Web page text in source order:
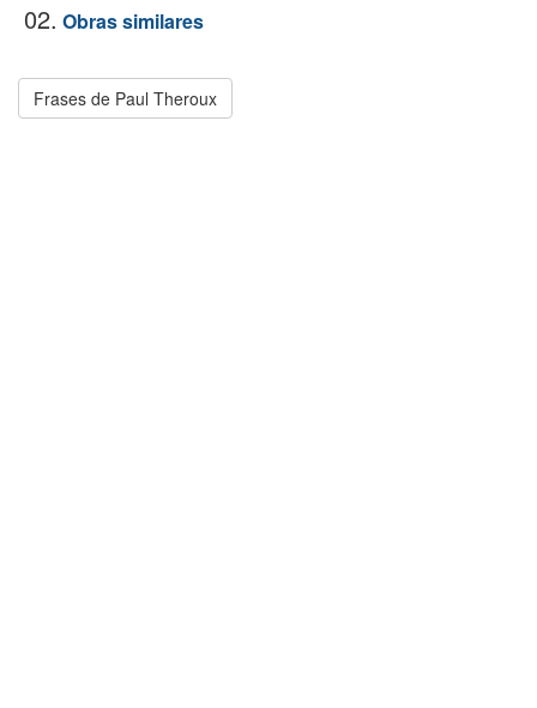
02. Obras similares
Frases de Paul Theroux